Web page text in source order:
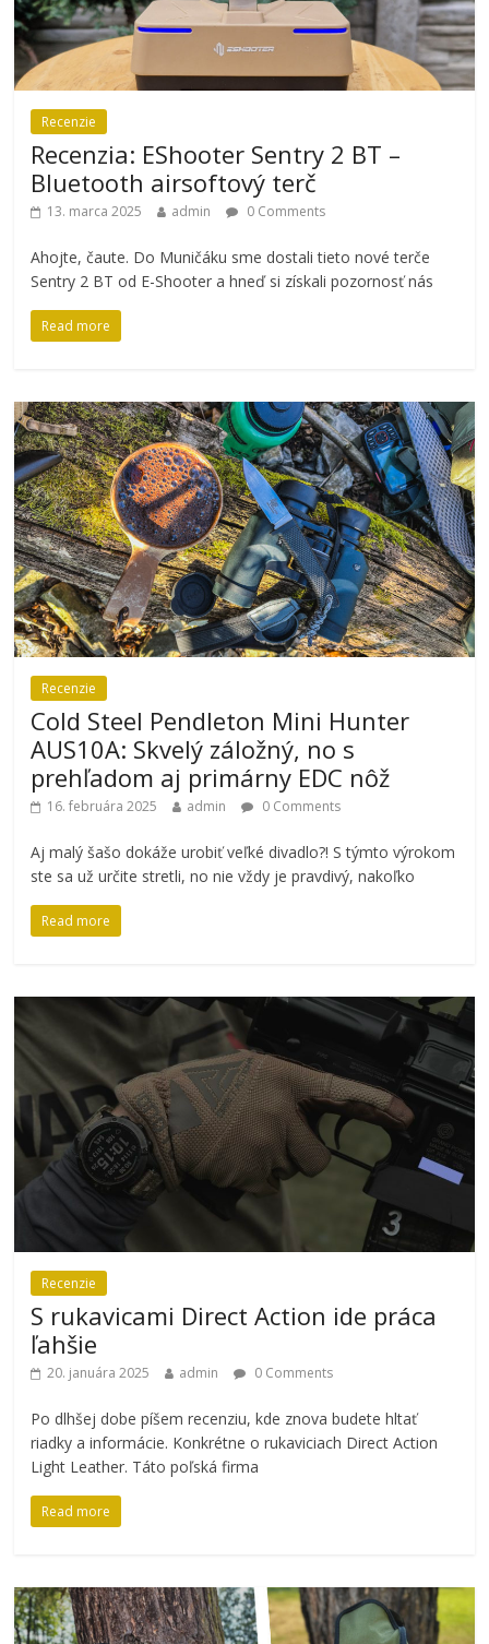
Recenzie
Recenzia: EShooter Sentry 2 BT –
Bluetooth airsoftový terč
13. marca 2025 admin 0 Comments
Ahojte, čaute. Do Muničáku sme dostali tieto nové terče
Sentry 2 BT od E-Shooter a hneď si získali pozornosť nás
Read more
Recenzie
Cold Steel Pendleton Mini Hunter
AUS10A: Skvelý záložný, no s
prehľadom aj primárny EDC nôž
16. februára 2025 admin 0 Comments
Aj malý šašo dokáže urobiť veľké divadlo?! S týmto výrokom
ste sa už určite stretli, no nie vždy je pravdivý, nakoľko
Read more
Recenzie
S rukavicami Direct Action ide práca
ľahšie
20. januára 2025 admin 0 Comments
Po dlhšej dobe píšem recenziu, kde znova budete hltať
riadky a informácie. Konkrétne o rukaviciach Direct Action
Light Leather. Táto poľská firma
Read more